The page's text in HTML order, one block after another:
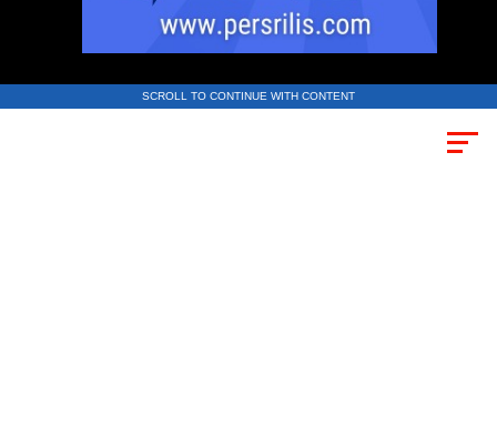
SCROLL TO CONTINUE WITH CONTENT